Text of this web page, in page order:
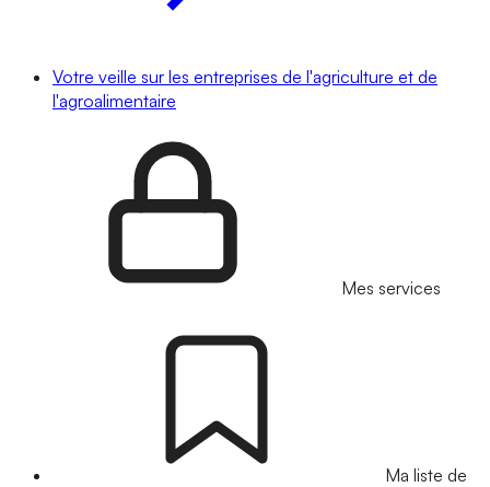
Votre veille sur les entreprises de l'agriculture et de
l'agroalimentaire
Mes services
Ma liste de